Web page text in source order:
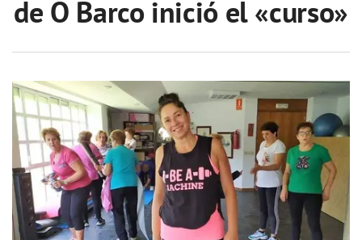
de O Barco inició el «curso»